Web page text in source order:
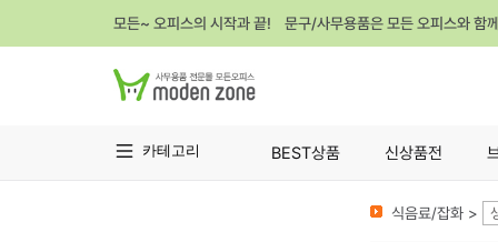
모든~ 오피스의 시작과 끝! 문구/사무용품은 모든 오피스와 함
카테고리 BEST상품 신상품전
식음료/잡화 >